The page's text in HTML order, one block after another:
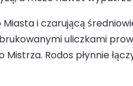
i czarującą
uliczkami
Rodos płynnie